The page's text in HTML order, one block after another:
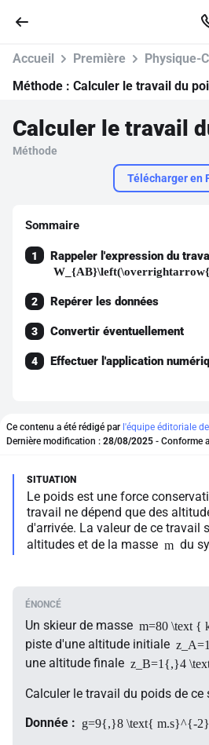
Accueil
Se connecter
S'inscrire
Pour profiter de 10
Accueil Première
Physique-
Méthode : Calculer le travail du
Calculer le travail
Méthode
Télécharger en
Sommaire
1 Rappeler l'expression du
2 Repérer les données
3 Convertir éventuellement
4 Effectuer l'application
Ce contenu a été rédigé par l'équipe éditoriale
Dernière modification : 28/08/2025 - Conforme
Le poids est une force
travail ne dépend que des
d'arrivée. La valeur de ce travail
altitudes et de la masse m du
Un skieur de masse m=80 \text {
piste d'une altitude initiale
une altitude finale z_B=1{,}4
Calculer le travail du poids de ce
Donnée : g=9{,}8 \text{ m.s}^{-2}